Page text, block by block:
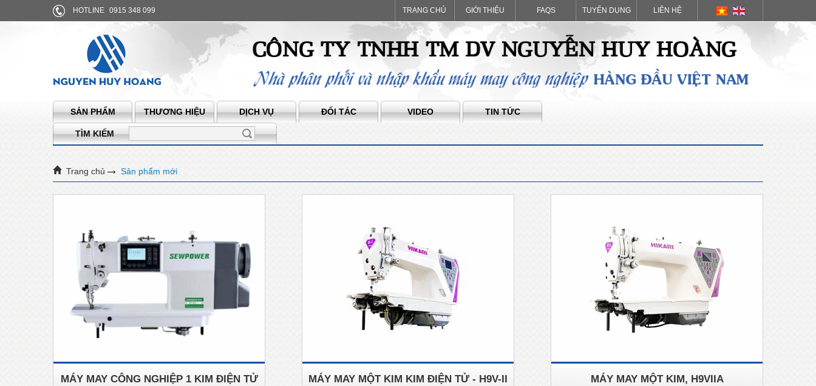
HOTLINE 0915 348 099 TRANG CHỦ GIỚI THIỆU FAQS TUYỂN DỤNG LIÊN HỆ
SẢN PHẨM THƯƠNG HIỆU DỊCH VỤ ĐỐI TÁC VIDEO TIN TỨC
TÌM KIẾM
Trang chủ Sản phẩm mới
MÁY MAY CÔNG NGHIỆP 1 KIM ĐIỆN TỬ
MÁY MAY MỘT KIM KIM ĐIỆN TỬ - H9V-II MÁY MAY MỘT KIM, H9VIIA